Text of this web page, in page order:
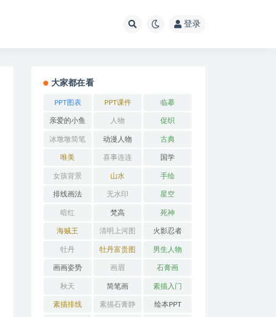
登录
大家都在看
PPT图表 PPT课件 临摹
亲爱的小鱼 人物 促织
冰墩墩简笔
画
动漫人物 古典
唯美 喜事连连 国学
女孩背景 山水 手绘
排线画法 无水印 星空
暗红 梵高 死神
海贼王 清明上河图 火影忍者
牡丹 牡丹富贵图 男生人物
画画姿势 画眉 石膏画
秋天 简笔画 素描入门
素描排线 素描石膏静 绘本PPT